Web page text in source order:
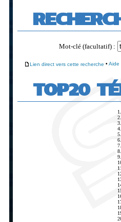
Mot-clé (facultatif) :
Lien direct vers cette recherche • Aide
TOP20